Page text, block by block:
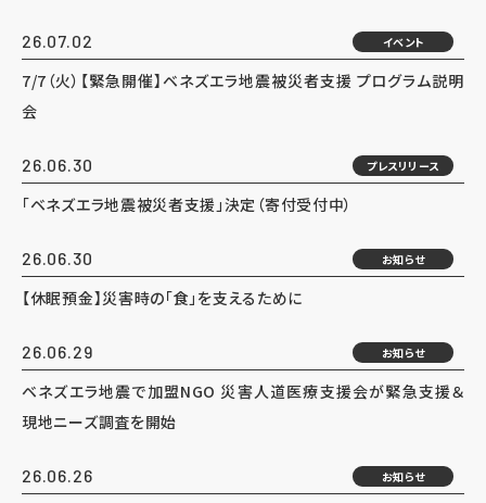
26.07.02 イベント
7/7（火）【緊急開催】ベネズエラ地震被災者支援 プログラム説明
会
26.06.30 プレスリリース
「ベネズエラ地震被災者支援」決定（寄付受付中）
26.06.30 お知らせ
【休眠預金】災害時の「食」を支えるために
26.06.29 お知らせ
ベネズエラ地震で加盟NGO 災害人道医療支援会が緊急支援＆
現地ニーズ調査を開始
26.06.26 お知らせ